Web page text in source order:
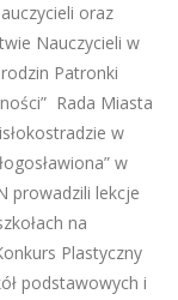
oraz
Nauczycieli w
Patronki
Rada Miasta
w
w
prowadzili lekcje
na
Plastyczny
podstawowych i